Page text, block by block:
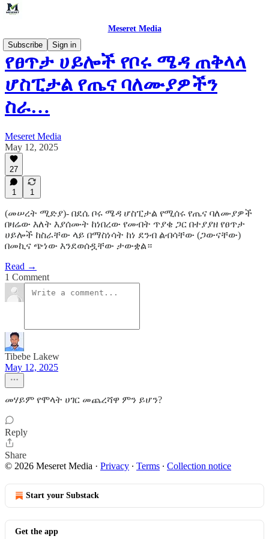
Meseret Media
Subscribe
Sign in
የፀጥታ ሀይሎች የቦሩ ሜዳ ጠቅላላ
ሆስፒታል የጤና ባለሙያዎችን
ስራ…
Meseret Media
May 12, 2025
27
1 1
(መሠረት ሚድያ)- በደሴ ቦሩ ሜዳ ሆስፒታል የሚሰሩ የጤና ባለሙያዎች
በዛሬው እለት እያሰሙት ከነበረው የመብት ጥያቄ ጋር በተያያዘ የፀጥታ
ሀይሎች ከስራቸው ላይ በማስነሳት ከነ ደንብ ልብሳቸው (ጋውናቸው)
በመኪና ጭነው እንደወሰዷቸው ታውቋል።
Read →
1 Comment
Tibebe Lakew
May 12, 2025
መሃይም የሞላት ሀገር መጨረሻዋ ምን ይሆን?
Reply
Share
© 2026 Meseret Media · Privacy ∙ Terms ∙ Collection notice
Start your Substack
Get the app